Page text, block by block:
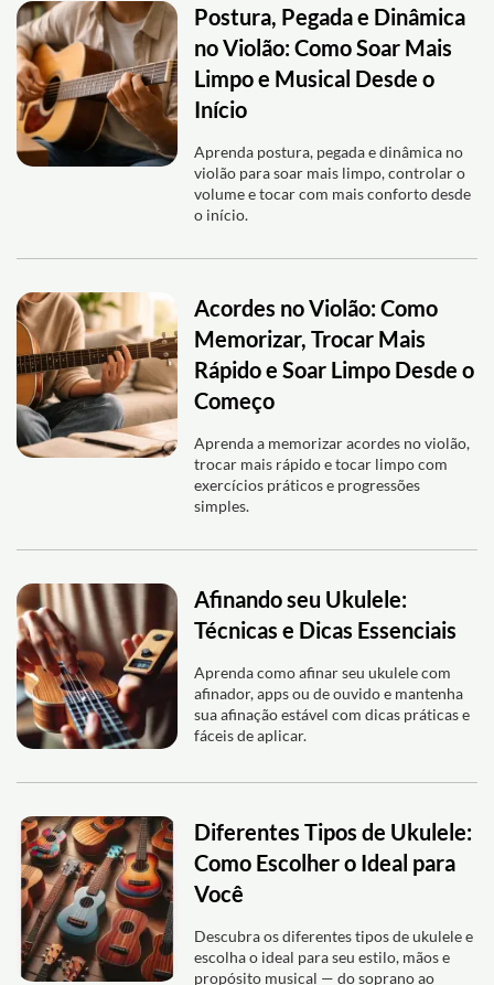
Postura, Pegada e Dinâmica
no Violão: Como Soar Mais
Limpo e Musical Desde o
Início
Aprenda postura, pegada e dinâmica no
violão para soar mais limpo, controlar o
volume e tocar com mais conforto desde
o início.
Acordes no Violão: Como
Memorizar, Trocar Mais
Rápido e Soar Limpo Desde o
Começo
Aprenda a memorizar acordes no violão,
trocar mais rápido e tocar limpo com
exercícios práticos e progressões
simples.
Afinando seu Ukulele:
Técnicas e Dicas Essenciais
Aprenda como afinar seu ukulele com
afinador, apps ou de ouvido e mantenha
sua afinação estável com dicas práticas e
fáceis de aplicar.
Diferentes Tipos de Ukulele:
Como Escolher o Ideal para
Você
Descubra os diferentes tipos de ukulele e
escolha o ideal para seu estilo, mãos e
propósito musical — do soprano ao